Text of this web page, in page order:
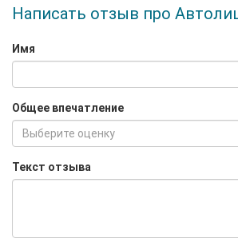
Написать отзыв про
Имя
Общее впечатление
Выберите оценку
Текст отзыва